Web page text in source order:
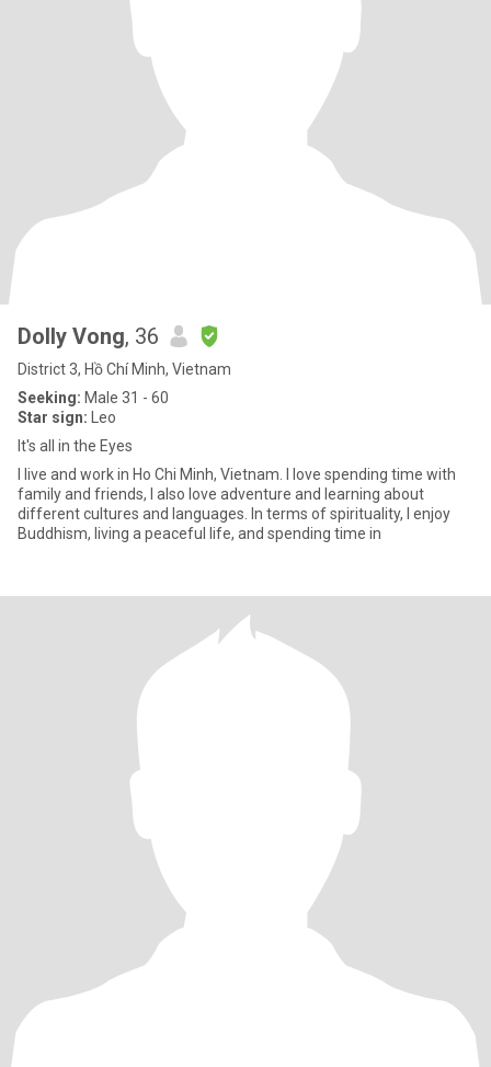
Dolly Vong, 36
District 3, Hồ Chí Minh, Vietnam
Seeking: Male 31 - 60
Star sign: Leo
It's all in the Eyes
I live and work in Ho Chi Minh, Vietnam. I love spending time with
family and friends, I also love adventure and learning about
different cultures and languages. In terms of spirituality, I enjoy
Buddhism, living a peaceful life, and spending time in